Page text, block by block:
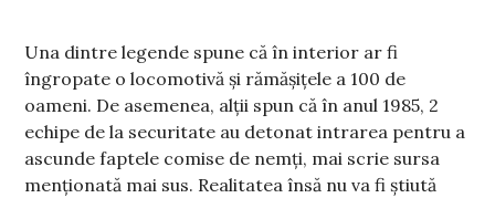
Una dintre legende spune că în interior ar fi
îngropate o locomotivă și rămășițele a 100 de
oameni. De asemenea, alții spun că în anul 1985, 2
echipe de la securitate au detonat intrarea pentru a
ascunde faptele comise de nemți, mai scrie sursa
menționată mai sus. Realitatea însă nu va fi știută